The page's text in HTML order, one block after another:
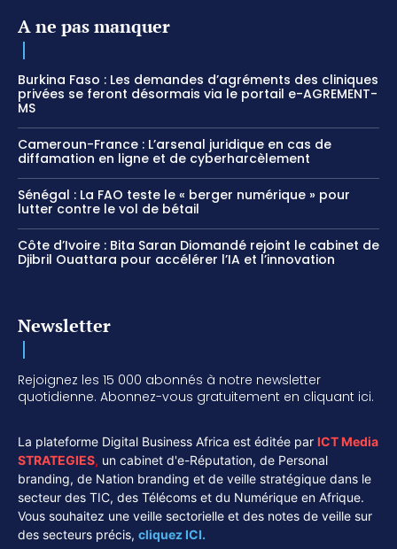
A ne pas manquer
Burkina Faso : Les demandes d’agréments des cliniques
privées se feront désormais via le portail e-AGREMENT-
MS
Cameroun-France : L’arsenal juridique en cas de
diffamation en ligne et de cyberharcèlement
Sénégal : La FAO teste le « berger numérique » pour
lutter contre le vol de bétail
Côte d’Ivoire : Bita Saran Diomandé rejoint le cabinet de
Djibril Ouattara pour accélérer l’IA et l’innovation
Newsletter
Rejoignez les 15 000 abonnés à notre newsletter
quotidienne. Abonnez-vous gratuitement en cliquant ici.
La plateforme Digital Business Africa est éditée par ICT Media
STRATEGIES, un cabinet d'e-Réputation, de Personal
branding, de Nation branding et de veille stratégique dans le
secteur des TIC, des Télécoms et du Numérique en Afrique.
Vous souhaitez une veille sectorielle et des notes de veille sur
des secteurs précis, cliquez ICI.